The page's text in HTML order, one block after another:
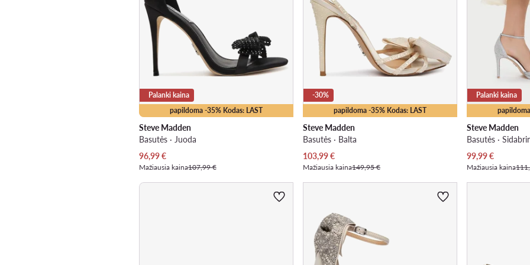
papildoma -35% Kodas: LAST
Palanki kaina
Steve Madden
Basutės · Juoda
Dabartinė kaina
96,99€
Mažiausia kaina107,99 €
papildoma -35% Kodas: LAST
-30%
Steve Madden
Basutės · Balta
Dabartinė kaina
103,99€
Mažiausia kaina149,95 €
Palanki kaina
Steve Madden
Basutės ·
Dabartinė kaina
99,99€
Mažiausia kaina